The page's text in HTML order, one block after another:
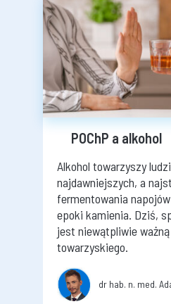
POChP a alkohol
Alkohol towarzyszy
najdawniejszych, a
fermentowania
epoki kamienia. Dziś,
jest niewątpliwie
towarzyskiego.
dr hab. n. med.